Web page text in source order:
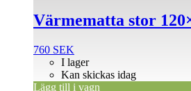
Värmematta stor
760 SEK
I lager
Kan skickas idag
Lägg till i vagn